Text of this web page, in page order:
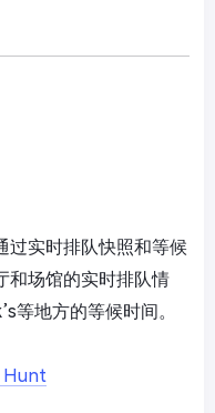
过实时排队快照和等候
和场馆的实时排队情
等地方的等候时间。
Hunt